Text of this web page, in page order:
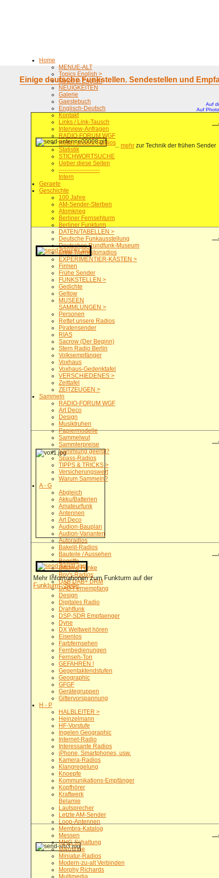
Home
MENUE-ALT
Topics English >
Notes in English
NEUIGKEITEN
Galerie
Gaestebuch
Englisch-Deutsch
Kontakt
Links / Link-Tausch
Interview-Anfragen
RADIO-FORUM WGF
Rettet-unsere-Radios
Statistik
STICHWORTSUCHE
Ueber diese Seiten
---------------------
Intern
Geraete
Geschichte
100 Jahre
AM-Sender-Sterben
Atomkrieg
Berliner Fernsehturm
Berliner Funkturm
DATEN/TABELLEN >
Deutsche Funkausstellung
Deutsches Rundfunk-Museum
Erste Transistorradios
EXPERIMENTIER-KÄSTEN >
Firmen
Frühe Sender
FUNKSTELLEN >
Gedichte
Geltow
MUSEEN
SAMMLUNGEN >
Personen
Rettet unsere Radios
Piratensender
RIAS
Sacrow (Der Beginn)
Stern Radio Berlin
Volksempfänger
Voxhaus
Voxhaus-Gedenktafel
VERSCHIEDENES >
Zeittafel
ZEITZEUGEN >
Sammeln
RADIO-FORUM WGF
Art Deco
Design
Musiktruhen
Papiermodelle
Sammelwut
Sammlerpreise
Sammlung geerbt?
Spass-Radios
TIPPS & TRICKS >
Versicherungswert
Warum Sammeln?
A - G
Abgleich
Akku/Batterien
Amateurfunk
Antennen
Art Deco
Audion-Bauplan
Audion-Varianten
Autoradios
Bakelit-Radios
Bauteile / Aussehen
Begriffe
Bittorf & Funke
Boy's Radios
DAB DAB+ DRM
DAB-Fernempfang
Design
Digitales Radio
Drahtfunk
DSP-SDR Empfaenger
Dyne
DX Weltweit hören
Eisenlos
Farbfernsehen
Fernbedienungen
Fernseh-Ton
GEFAHREN !
Gegentaktendstufen
Geographic
GFGF
Gerätegruppen
Gittervorspannung
H - P
HALBLEITER >
Heinzelmann
HF-Vorstufe
Ingelen Geographic
Internet-Radio
Interessante Radios
iPhone, Smartphones, usw.
Kamera-Radios
Klangregelung
Knoepfe
Kommunikations-Empfänger
Kopfhörer
Kraftwerk
Belamie
Lautsprecher
Letzte AM-Sender
Loop-Antennen
Membra-Katalog
Messen
MHG-Schaltung
Mikrofone
Miniatur-Radios
Modern-zu-alt Verbinden
Morphy Richards
Multimedia
Einige deutsche Funkstellen. Sendestellen und
Auf
Auf
---
... mehrzur Technik der frühen Sender
---
---
---
Mehr Informationen zum Funkturm auf der
Funkturm -Seite.
---